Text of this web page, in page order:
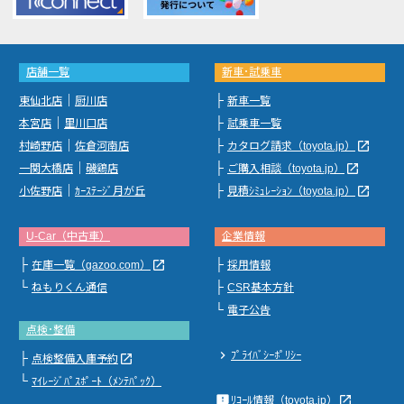
店舗一覧
東仙北店
厨川店
本宮店
里川口店
村崎野店
佐倉河南店
一関大橋店
磯鶏店
小佐野店
ｶｰｽﾃｰｼﾞ月が丘
新車･試乗車
├ 新車一覧
├ 試乗車一覧
├ カタログ請求（toyota.jp）
launch
├ ご購入相談（toyota.jp）
launch
├ 見積ｼﾐｭﾚｰｼｮﾝ（toyota.jp） launch
U-Car（中古車）
├ 在庫一覧（gazoo.com）
launch
└ ねもりくん通信
点検･整備
├ 点検整備入庫予約 launch
└ ﾏｲﾚｰｼﾞﾊﾟｽﾎﾟｰﾄ（ﾒﾝﾃﾊﾟｯｸ）
企業情報
├ 採用情報
├ CSR基本方針
└ 電子公告
chevron_right ﾌﾟﾗｲﾊﾞｼｰﾎﾟﾘｼｰ
feedback ﾘｺｰﾙ情報（toyota.jp） launch